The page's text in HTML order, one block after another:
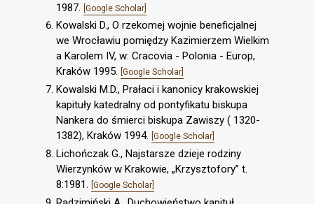
1987.
[Google Scholar]
Kowalski D., O rzekomej wojnie beneficjalnej
we Wrocławiu pomiędzy Kazimierzem Wielkim
a Karolem IV, w: Cracovia - Polonia - Europ,
Kraków 1995. [Google Scholar]
Kowalski M.D., Prałaci i kanonicy krakowskiej
kapituły katedralny od pontyfikatu biskupa
Nankera do śmierci biskupa Zawiszy ( 1320-
1382), Kraków 1994. [Google Scholar]
Lichończak G., Najstarsze dzieje rodziny
Wierzynków w Krakowie, „Krzysztofory” t.
8:1981. [Google Scholar]